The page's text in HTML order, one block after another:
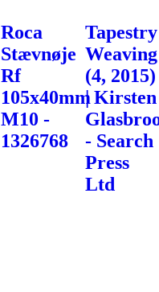
Roca
Stævnøje
Rf
105x40mm
M10 -
1326768
Tapestry
Weaving
(4, 2015)
| Kirsten
- Search
Press
Ltd